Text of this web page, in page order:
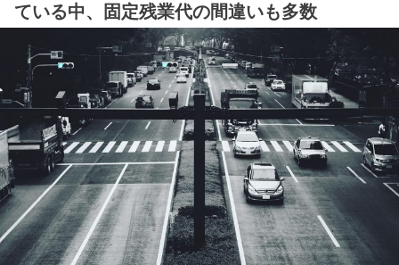
ている中、固定残業代の間違いも多数